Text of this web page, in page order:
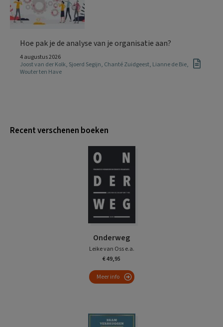
Hoe pak je de analyse van je organisatie aan?
4 augustus 2026
Joost van der Kolk, Sjoerd Segijn, Chanté Zuidgeest, Lianne de Bie,
Wouter ten Have
Recent verschenen boeken
Onderweg
Leike van Oss e.a.
€ 49,95
Meer info